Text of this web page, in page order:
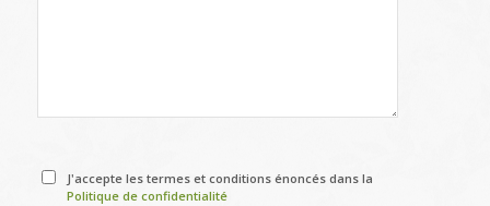
J'accepte les termes et conditions énoncés dans la
Politique de confidentialité